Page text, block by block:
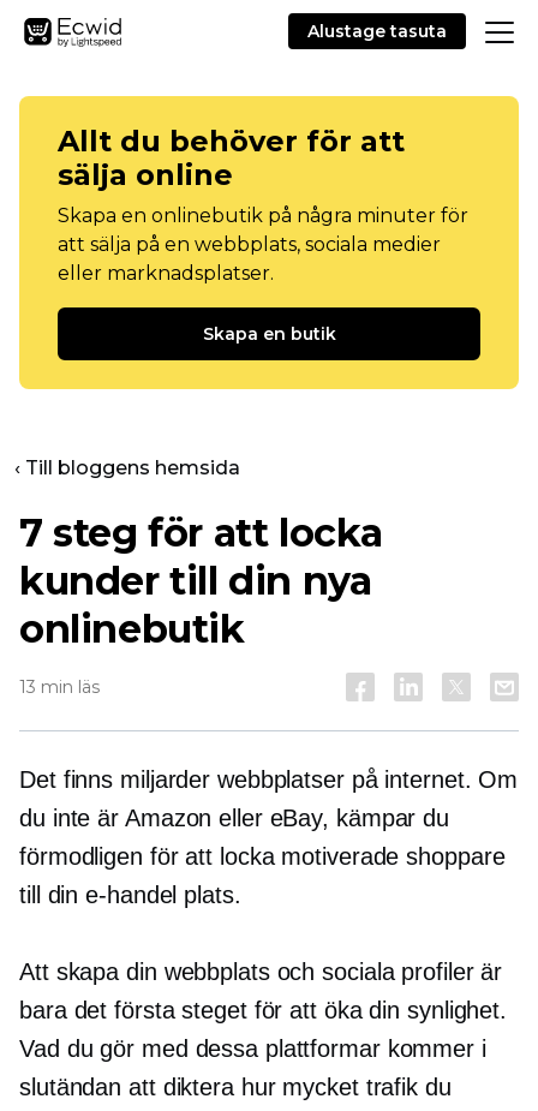
Alustage tasuta
Allt du behöver för att
sälja online
Skapa en onlinebutik på några minuter för
att sälja på en webbplats, sociala medier
eller marknadsplatser.
Skapa en butik
‹ Till bloggens hemsida
7 steg för att locka
kunder till din nya
onlinebutik
13 min läs
Det finns miljarder webbplatser på internet. Om
du inte är Amazon eller eBay, kämpar du
förmodligen för att locka motiverade shoppare
till dine-handel plats.
Att skapa din webbplats och sociala profiler är
bara det första steget för att öka din synlighet.
Vad du gör med dessa plattformar kommer i
slutändan att diktera hur mycket trafik du